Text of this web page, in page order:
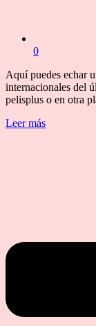
0
Aquí puedes echar
internacionales del
pelisplus o en otra
Leer más